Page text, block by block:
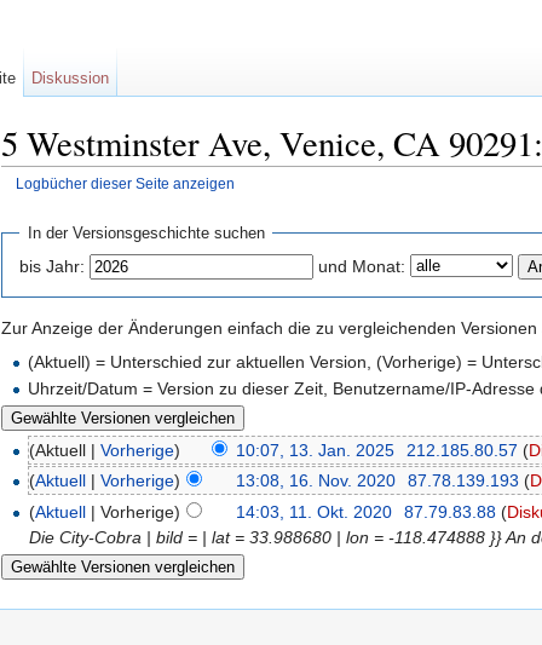
5 Westminster Ave, Venice, CA
Logbücher dieser Seite anzeigen
In der Versionsgeschichte suchen
bis Jahr: und Monat:
Zur Anzeige der Änderungen einfach die zu vergleichenden
(Aktuell) = Unterschied zur aktuellen Version, (Vorherige) =
Uhrzeit/Datum = Version zu dieser Zeit, Benutzername/IP-
(Aktuell |Vorherige) 10:07, 13. Jan. 2025 212.185.80.57 (
(Aktuell |Vorherige) 13:08, 16. Nov. 2020 87.78.139.193 (
(Aktuell | Vorherige) 14:03, 11. Okt. 2020 87.79.83.88 (
Die City-Cobra | bild = | lat = 33.988680 | lon = -118.474888 }} An
Diskussion